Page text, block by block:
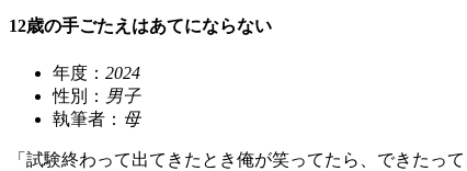
12歳の手ごたえはあてにならない
年度： 2024
性別： 男子
執筆者： 母
「試験終わって出てきたとき俺が笑ってたら、できたっ